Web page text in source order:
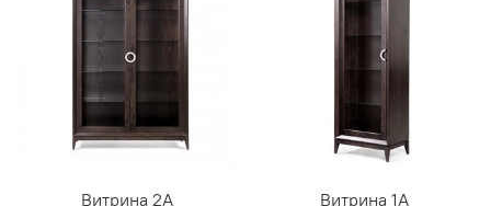
Витрина 2А
Витрина 1А